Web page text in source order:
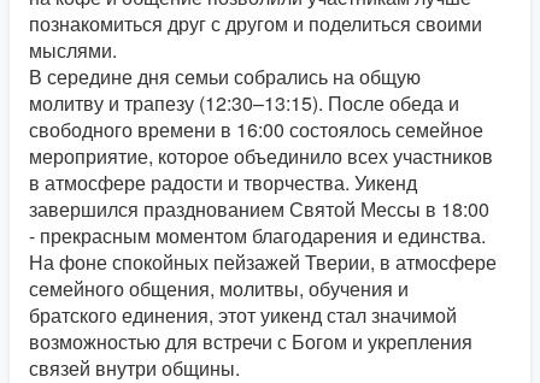
познакомиться друг с другом и поделиться своими
мыслями.
В середине дня семьи собрались на общую
молитву и трапезу (12:30–13:15). После обеда и
свободного времени в 16:00 состоялось семейное
мероприятие, которое объединило всех участников
в атмосфере радости и творчества. Уикенд
завершился празднованием Святой Мессы в 18:00
- прекрасным моментом благодарения и единства.
На фоне спокойных пейзажей Тверии, в атмосфере
семейного общения, молитвы, обучения и
братского единения, этот уикенд стал значимой
возможностью для встречи с Богом и укрепления
связей внутри общины.